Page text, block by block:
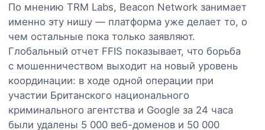
По мнению TRM Labs, Beacon Network занимает
именно эту нишу — платформа уже делает то, о
чем остальные пока только заявляют.
Глобальный отчет FFIS показывает, что борьба
с мошенничеством выходит на новый уровень
координации: в ходе одной операции при
участии Британского национального
криминального агентства и Google за 24 часа
были удалены 5 000 веб-доменов и 50 000